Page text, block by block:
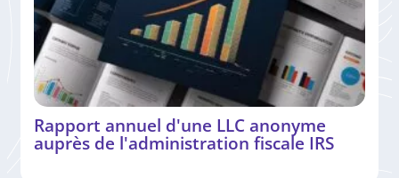
Rapport annuel d'une LLC anonyme
auprès de l'administration fiscale IRS